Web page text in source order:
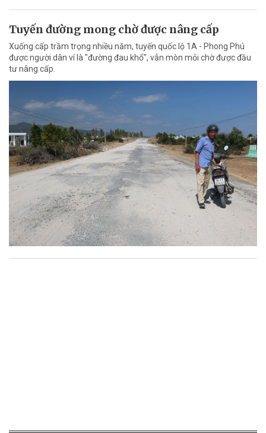
Tuyến đường mong chờ được nâng cấp
Xuống cấp trầm trọng nhiều năm, tuyến quốc lộ 1A - Phong Phú
được người dân ví là "đường đau khổ", vẫn mòn mỏi chờ được đầu
tư nâng cấp.